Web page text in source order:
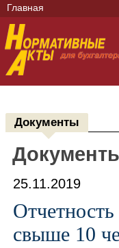
Главная
Документы
25.11.2019
свыше 10